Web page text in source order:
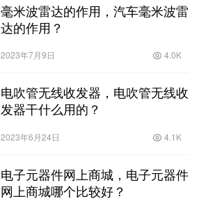
毫米波雷达的作用，汽车毫米波雷
达的作用？
2023年7月9日 4.0K
电吹管无线收发器，电吹管无线收
发器干什么用的？
2023年6月24日 4.1K
电子元器件网上商城，电子元器件
网上商城哪个比较好？